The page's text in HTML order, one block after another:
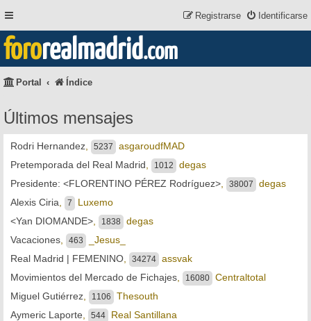
Identificarse
Registrarse
fororealmadrid.com
Portal Índice
Últimos mensajes
Rodri Hernandez 5237
asgaroudfMAD
Pretemporada del Real Madrid
1012
degas
Presidente: <FLORENTINO PÉREZ Rodríguez>
38007
degas
Alexis Ciria
7
Luxemo
<Yan DIOMANDE>
1838
degas
Vacaciones
463
_Jesus_
Real Madrid | FEMENINO
34274
assvak
Movimientos del Mercado de Fichajes
16080
Centraltotal
Miguel Gutiérrez
1106
Thesouth
Aymeric Laporte
544
Real Santillana